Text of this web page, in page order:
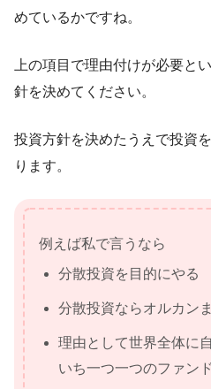
めているかですね。
上の項目で理由付けが必要と
針を決めてください。
投資方針を決めたうえで投資
ります。
例えば私で言うなら
分散投資を目的にやる
分散投資ならオルカン
理由として世界全体に
いち一つ一つのファン